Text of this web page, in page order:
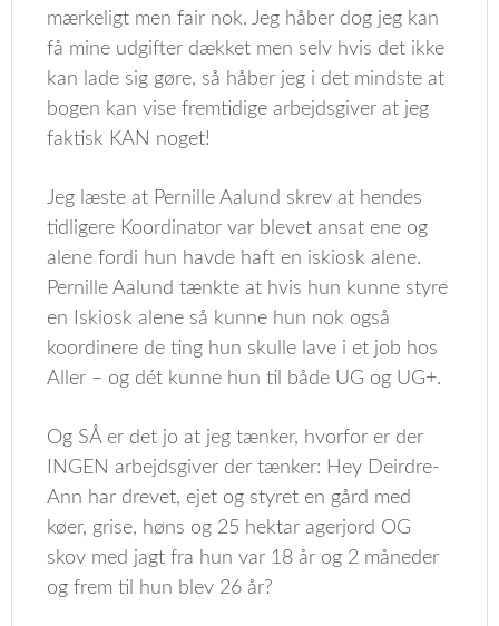
mærkeligt men fair nok. Jeg håber dog jeg kan
få mine udgifter dækket men selv hvis det ikke
kan lade sig gøre, så håber jeg i det mindste at
bogen kan vise fremtidige arbejdsgiver at jeg
faktisk KAN noget!
Jeg læste at Pernille Aalund skrev at hendes
tidligere Koordinator var blevet ansat ene og
alene fordi hun havde haft en iskiosk alene.
Pernille Aalund tænkte at hvis hun kunne styre
en Iskiosk alene så kunne hun nok også
koordinere de ting hun skulle lave i et job hos
Aller – og dét kunne hun til både UG og UG+.
Og SÅ er det jo at jeg tænker, hvorfor er der
INGEN arbejdsgiver der tænker: Hey Deirdre-
Ann har drevet, ejet og styret en gård med
køer, grise, høns og 25 hektar agerjord OG
skov med jagt fra hun var 18 år og 2 måneder
og frem til hun blev 26 år?